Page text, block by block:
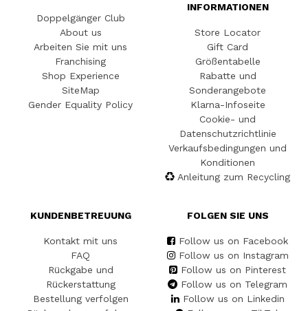
Doppelgänger Club
About us
Arbeiten Sie mit uns
Franchising
Shop Experience
SiteMap
Gender Equality Policy
INFORMATIONEN
Store Locator
Gift Card
Größentabelle
Rabatte und
Sonderangebote
Klarna-Infoseite
Cookie- und
Datenschutzrichtlinie
Verkaufsbedingungen und
Konditionen
Anleitung zum Recycling
KUNDENBETREUUNG
Kontakt mit uns
FAQ
Rückgabe und
Rückerstattung
Bestellung verfolgen
FOLGEN SIE UNS
Follow us on Facebook
Follow us on Instagram
Follow us on Pinterest
Follow us on Telegram
Follow us on Linkedin